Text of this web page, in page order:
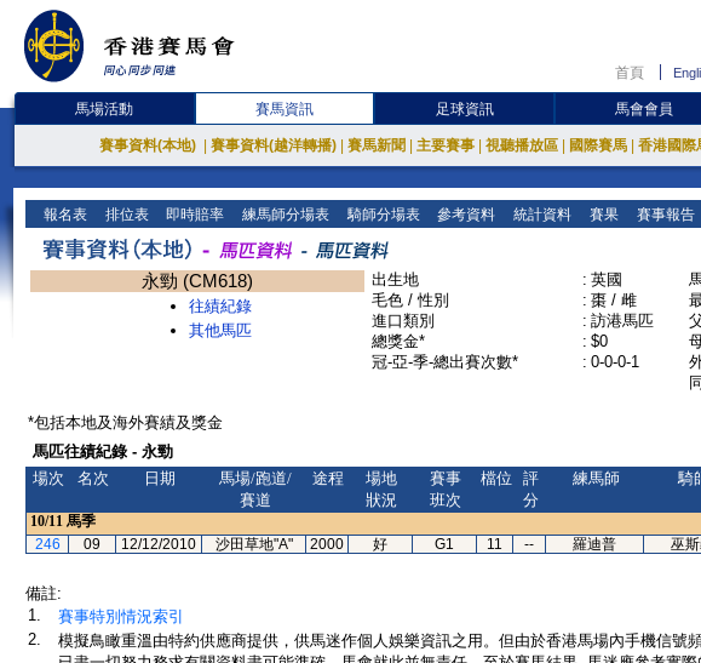
首頁
馬場活動 賽馬資訊 足球資訊 馬會會員
賽事資料(本地) 賽事資料(越洋轉播) 賽馬新聞 主要賽事 視聽播放區 國際賽馬 香港國際
報名表 排位表 即時賠率 練馬師分場表 騎師分場表 參考資料 統計資料 賽果 賽事報告
永勁 (CM618)
往績紀錄
其他馬匹
出生地 : 英國
毛色 / 性別
: 棗 / 雌
進口類別
: 訪港馬匹
總獎金*
: $0
冠-亞-季-總出賽次數*
: 0-0-0-1
*包括本地及海外賽績及獎金
馬匹往績紀錄 - 永勁
場次
名次 日期
馬場/跑道/
賽道
途程
場地
狀況
賽事
班次
檔位
評
分
練馬師 騎
10/11 馬季
246
09 12/12/2010 沙田草地"A" 2000 好 G1 11 -- 羅迪普 巫
備註:
1.
賽事特別情況索引
2.
模擬鳥瞰重溫由特約供應商提供，供馬迷作個人娛樂資訊之用。但由於香港馬場內手機信